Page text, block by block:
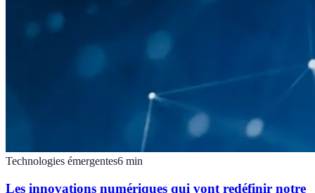
Technologies émergentes6 min
Les innovations numériques qui vont redéfinir notre